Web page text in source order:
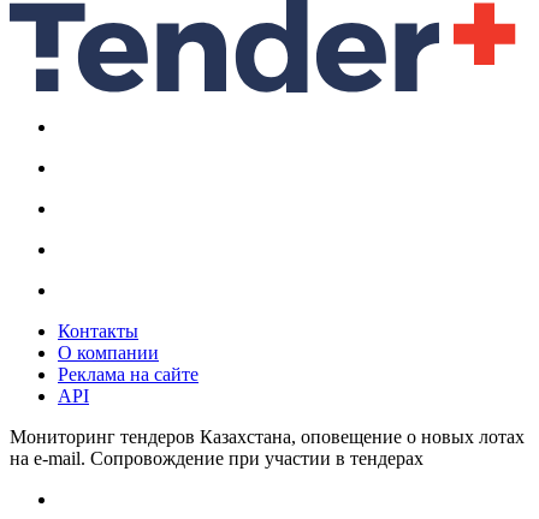
Контакты
О компании
Реклама на сайте
API
Мониторинг тендеров Казахстана, оповещение о новых лотах
на e-mail. Сопровождение при участии в тендерах